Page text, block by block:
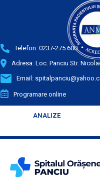
Telefon: 0237-275.600
Adresa: Loc. Panciu Str.
Email:
Programare online
ANALIZE